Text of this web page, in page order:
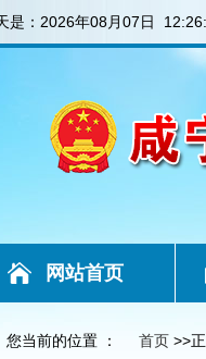
是： 2026年08月07日
网站首页
您当前的位置 ： 首页 >>